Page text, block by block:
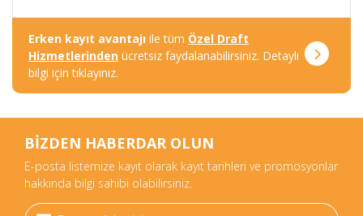
Erken kayıt avantajı ile tüm Özel Draft
Hizmetlerinden ücretsiz faydalanabilirsiniz. Detaylı
bilgi için tıklayınız.
BİZDEN HABERDAR OLUN
E-posta listemize kayıt olarak kayıt tarihleri ve promosyonlar
hakkında bilgi sahibi olabilirsiniz.